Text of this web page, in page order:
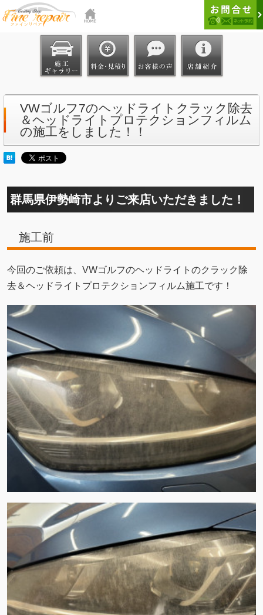
VWゴルフ7のヘッドライトクラック除去
＆ヘッドライトプロテクションフィルム
の施工をしました！！
群馬県伊勢崎市よりご来店いただきました！
施工前
今回のご依頼は、VWゴルフのヘッドライトのクラック除
去＆ヘッドライトプロテクションフィルム施工です！